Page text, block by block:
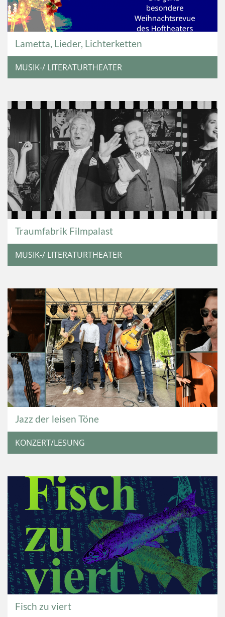
Lametta, Lieder, Lichterketten
MUSIK-/ LITERATURTHEATER
Traumfabrik Filmpalast
MUSIK-/ LITERATURTHEATER
Jazz der leisen Töne
KONZERT/LESUNG
Fisch zu viert